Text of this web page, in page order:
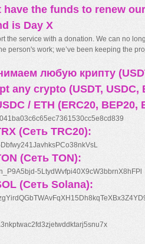
have the funds to renew
is Day X
the service with a donation. We can no
person's work; we’ve been keeping the
любую крипту
any crypto (USDT, USDC,
/ ETH (ERC20, BEP20,
(Сеть TRC20):
(Сеть TON):
5LtydWvfpi40X9cW3bbrnX8hFPl
(Сеть Solana):